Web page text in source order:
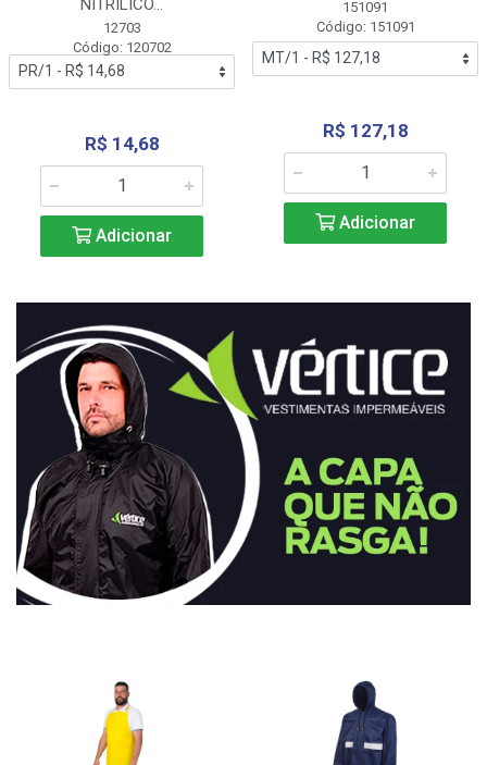
NITRÍLICO...
12703
Código: 120702
R$ 14,68
Adicionar
151091
Código: 151091
R$ 127,18
Adicionar